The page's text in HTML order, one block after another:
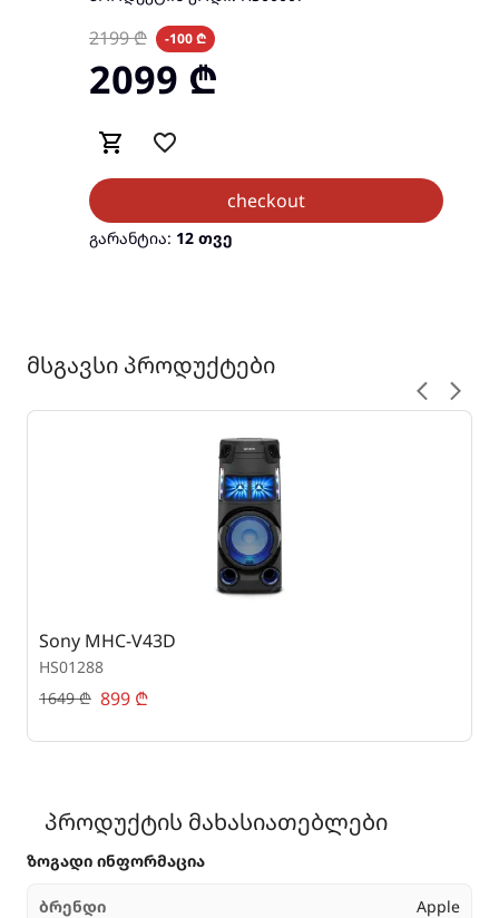
2199₾ -100 ₾
2099 ₾
checkout
გარანტია: 12 თვე
მსგავსი პროდუქტები
Sony MHC-V43D
HS01288
1649₾ 899 ₾
პროდუქტის მახასიათებლები
ზოგადი ინფორმაცია
ბრენდი Apple